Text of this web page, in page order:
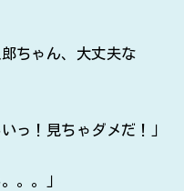
ちゃん、大丈夫な
っ！見ちゃダメだ！」
。。」